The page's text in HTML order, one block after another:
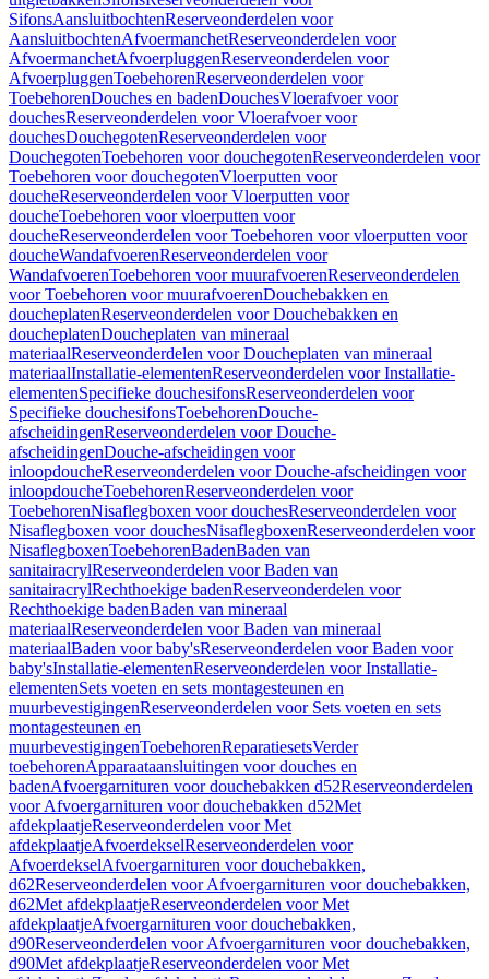
SifonsAansluitbochtenReserveonderdelen voor
AansluitbochtenAfvoermanchetReserveonderdelen voor
AfvoermanchetAfvoerpluggenReserveonderdelen voor
AfvoerpluggenToebehorenReserveonderdelen voor
ToebehorenDouches en badenDouchesVloerafvoer voor
douchesReserveonderdelen voor Vloerafvoer voor
douchesDouchegotenReserveonderdelen voor
DouchegotenToebehoren voor douchegotenReserveonderdelen voor
Toebehoren voor douchegotenVloerputten voor
doucheReserveonderdelen voor Vloerputten voor
doucheToebehoren voor vloerputten voor
doucheReserveonderdelen voor Toebehoren voor vloerputten voor
doucheWandafvoerenReserveonderdelen voor
WandafvoerenToebehoren voor muurafvoerenReserveonderdelen
voor Toebehoren voor muurafvoerenDouchebakken en
doucheplatenReserveonderdelen voor Douchebakken en
doucheplatenDoucheplaten van mineraal
materiaalReserveonderdelen voor Doucheplaten van mineraal
materiaalInstallatie-elementenReserveonderdelen voor Installatie-
elementenSpecifieke douchesifonsReserveonderdelen voor
Specifieke douchesifonsToebehorenDouche-
afscheidingenReserveonderdelen voor Douche-
afscheidingenDouche-afscheidingen voor
inloopdoucheReserveonderdelen voor Douche-afscheidingen voor
inloopdoucheToebehorenReserveonderdelen voor
ToebehorenNisaflegboxen voor douchesReserveonderdelen voor
Nisaflegboxen voor douchesNisaflegboxenReserveonderdelen voor
NisaflegboxenToebehorenBadenBaden van
sanitairacrylReserveonderdelen voor Baden van
sanitairacrylRechthoekige badenReserveonderdelen voor
Rechthoekige badenBaden van mineraal
materiaalReserveonderdelen voor Baden van mineraal
materiaalBaden voor baby'sReserveonderdelen voor Baden voor
baby'sInstallatie-elementenReserveonderdelen voor Installatie-
elementenSets voeten en sets montagesteunen en
muurbevestigingenReserveonderdelen voor Sets voeten en sets
montagesteunen en
muurbevestigingenToebehorenReparatiesetsVerder
toebehorenApparaataansluitingen voor douches en
badenAfvoergarnituren voor douchebakken d52Reserveonderdelen
voor Afvoergarnituren voor douchebakken d52Met
afdekplaatjeReserveonderdelen voor Met
afdekplaatjeAfvoerdekselReserveonderdelen voor
AfvoerdekselAfvoergarnituren voor douchebakken,
d62Reserveonderdelen voor Afvoergarnituren voor douchebakken,
d62Met afdekplaatjeReserveonderdelen voor Met
afdekplaatjeAfvoergarnituren voor douchebakken,
d90Reserveonderdelen voor Afvoergarnituren voor douchebakken,
d90Met afdekplaatjeReserveonderdelen voor Met